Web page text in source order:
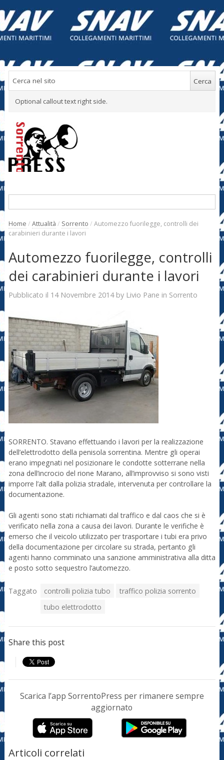
Optional callout text right side.
Home / Attualità / Sorrento / Automezzo fuorilegge, controlli dei
carabinieri durante i lavori
Automezzo fuorilegge, controlli
dei carabinieri durante i lavori
Pubblicato il 14 Novembre 2014by Livio Pane in Sorrento
SORRENTO. Stavano effettuando i lavori per la realizzazione
dell’elettrodotto della penisola sorrentina. Mentre gli operai
erano impegnati nel posizionare le condotte sotterrane nella
zona dell’incrocio del rione Marano, all’improvviso si sono visti
imporre l’alt dalla polizia stradale, intervenuta per controllare la
documentazione.
Gli agenti sono stati richiamati dal traffico e dal caos che si è
verificato nella zona a causa dei lavori. Durante le verifiche è
emerso che il veicolo utilizzato per trasportare i tubi era privo
della documentazione per circolare su strada, pertanto gli
agenti hanno comminato una sanzione amministrativa alla ditta
e posto sotto sequestro l’automezzo.
Taggato controlli polizia tubo
traffico polizia sorrento
tubo elettrodotto
Share this post
Scarica l’app SorrentoPress per rimanere sempre
aggiornato
Articoli correlati